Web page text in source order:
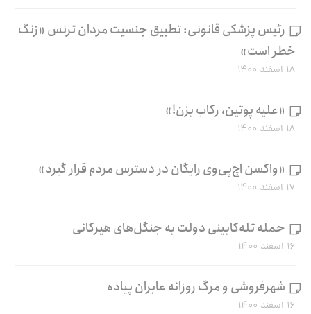
رئیس پزشکی قانونی: تطبیق جنسیت مردان ترنس «زنگ
خطر است»
۱۸ اسفند ۱۴۰۰
«علیه پوتین، رکاب بزن!»
۱۸ اسفند ۱۴۰۰
«واکسن اچ‌پی‌وی رایگان در دسترس مردم قرار گیرد»
۱۷ اسفند ۱۴۰۰
حمله تله‌کابینی دولت به جنگل‌های هیرکانی
۱۶ اسفند ۱۴۰۰
شهرفروشی و مرگ روزانه عابران پیاده
۱۶ اسفند ۱۴۰۰